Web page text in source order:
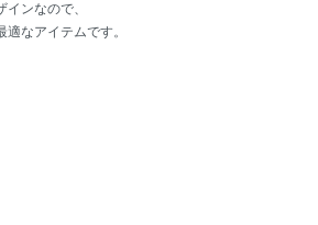
ンなので、
なアイテムです。